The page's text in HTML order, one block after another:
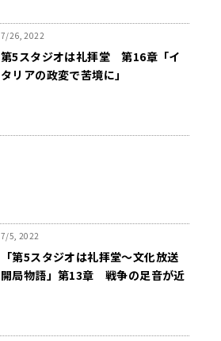
7/26, 2022
第5スタジオは礼拝堂 第16章「イ
タリアの政変で苦境に」
7/5, 2022
「第5スタジオは礼拝堂～文化放送
開局物語」第13章 戦争の足音が近